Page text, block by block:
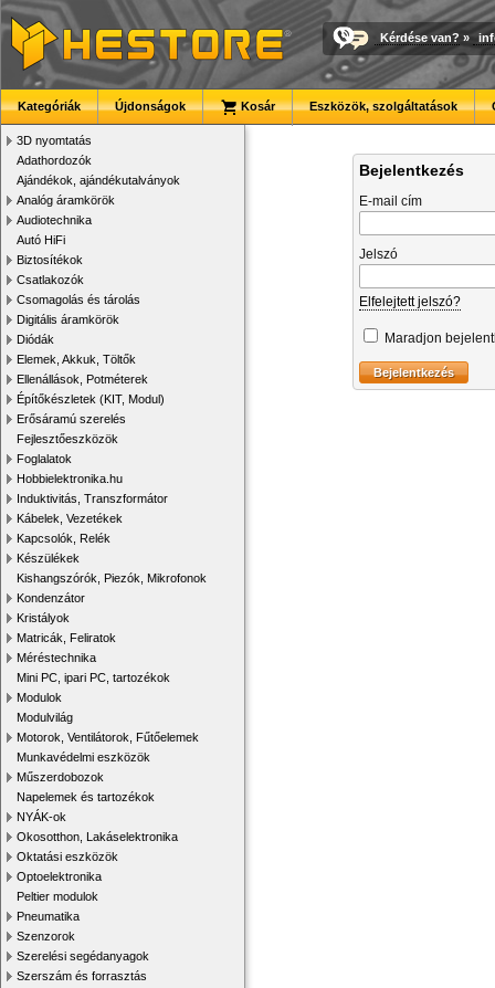
Kérdése van? »
Kategóriák Újdonságok Kosár Eszközök, szolgáltatások
3D nyomtatás
Adathordozók
Ajándékok, ajándékutalványok
Analóg áramkörök
Audiotechnika
Autó HiFi
Biztosítékok
Csatlakozók
Csomagolás és tárolás
Digitális áramkörök
Diódák
Elemek, Akkuk, Töltők
Ellenállások, Potméterek
Építőkészletek (KIT, Modul)
Erősáramú szerelés
Fejlesztőeszközök
Foglalatok
Hobbielektronika.hu
Induktivitás, Transzformátor
Kábelek, Vezetékek
Kapcsolók, Relék
Készülékek
Kishangszórók, Piezók, Mikrofonok
Kondenzátor
Kristályok
Matricák, Feliratok
Méréstechnika
Mini PC, ipari PC, tartozékok
Modulok
Modulvilág
Motorok, Ventilátorok, Fűtőelemek
Munkavédelmi eszközök
Műszerdobozok
Napelemek és tartozékok
NYÁK-ok
Okosotthon, Lakáselektronika
Oktatási eszközök
Optoelektronika
Peltier modulok
Pneumatika
Szenzorok
Szerelési segédanyagok
Szerszám és forrasztás
Bejelentkezés
E-mail cím
Jelszó
Elfelejtett jelszó?
Maradjon